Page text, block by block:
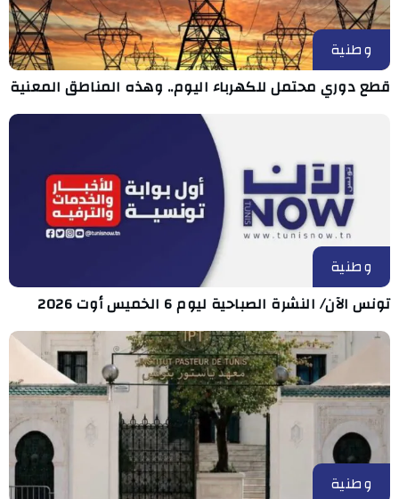
وطنية
قطع دوري محتمل للكهرباء اليوم.. وهذه المناطق المعنية
وطنية
تونس الآن/ النشرة الصباحية ليوم 6 الخميس أوت 2026
وطنية